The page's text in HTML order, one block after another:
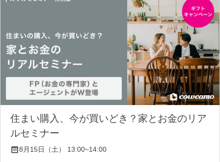
住まい購入、今が買いどき？家とお金のリア
ルセミナー
8月15日（土） 13:00~14:00